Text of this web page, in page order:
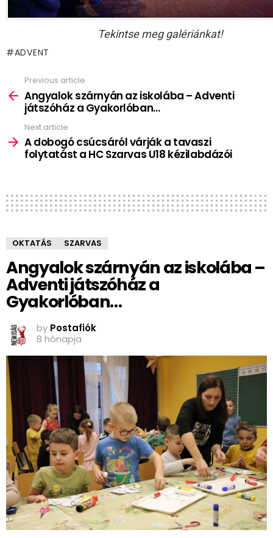
Tekintse meg galériánkat!
ADVENT
more
Previous article
Angyalok szárnyán az iskolába – Adventi
játszóház a Gyakorlóban…
Next article
A dobogó csúcsáról várják a tavaszi
folytatást a HC Szarvas U18 kézilabdázói
OKTATÁS SZARVAS
Angyalok szárnyán az iskolába –
Adventi játszóház a
Gyakorlóban…
by Postafiók
8 hónapja